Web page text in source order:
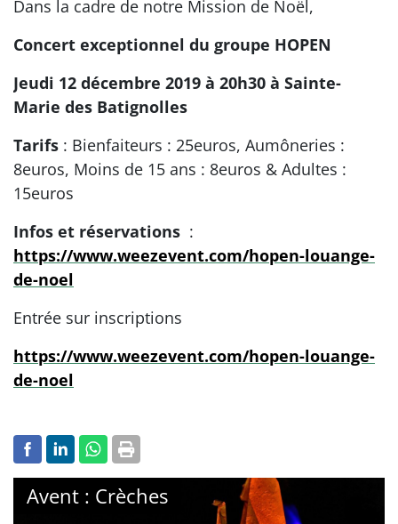
Dans la cadre de notre Mission de Noël,
Concert exceptionnel du groupe HOPEN
Jeudi 12 décembre 2019 à 20h30 à Sainte-
Marie des Batignolles
Tarifs : Bienfaiteurs : 25euros, Aumôneries :
8euros, Moins de 15 ans : 8euros & Adultes :
15euros
Infos et réservations :
https://www.weezevent.com/hopen-louange-
de-noel
Entrée sur inscriptions
https://www.weezevent.com/hopen-louange-
de-noel
Avent : Crèches